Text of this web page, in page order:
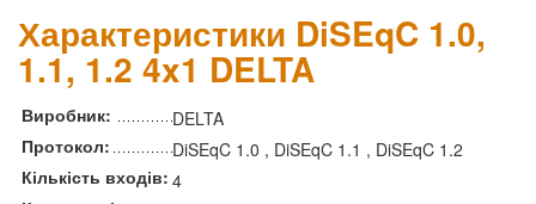
Характеристики DiSEqC 1.0,
1.1, 1.2 4x1 DELTA
Виробник:
DELTA
Протокол:
DiSEqC 1.0 , DiSEqC 1.1 , DiSEqC 1.2
Кількість входів: 4